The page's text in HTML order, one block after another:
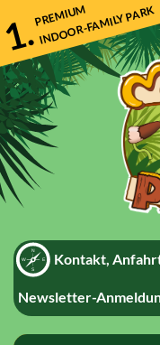
zum
Inhalt
PREMIUM
INDOOR-FAMILY PARK
1.
Kontakt,
Newsletter-